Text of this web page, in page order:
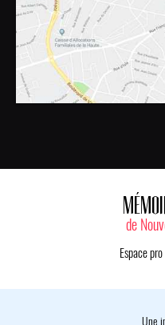
de
Espace pro
Une